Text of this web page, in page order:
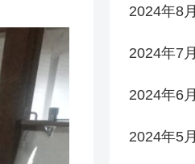
2024年8月
2024年7月
2024年6月
2024年5月